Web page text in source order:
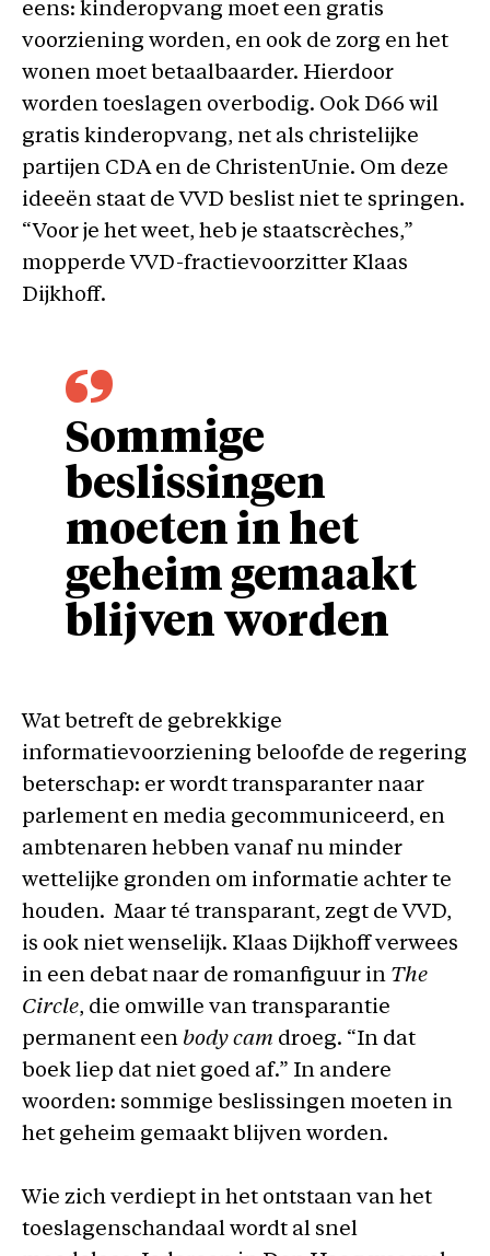
eens: kinderopvang moet een gratis
voorziening worden, en ook de zorg en het
wonen moet betaalbaarder. Hierdoor
worden toeslagen overbodig. Ook D66 wil
gratis kinderopvang, net als christelijke
partijen CDA en de ChristenUnie. Om deze
ideeën staat de VVD beslist niet te springen.
“Voor je het weet, heb je staatscrèches,”
mopperde VVD-fractievoorzitter Klaas
Dijkhoff.
Sommige
beslissingen
moeten in het
geheim gemaakt
blijven worden
Wat betreft de gebrekkige
informatievoorziening beloofde de regering
beterschap: er wordt transparanter naar
parlement en media gecommuniceerd, en
ambtenaren hebben vanaf nu minder
wettelijke gronden om informatie achter te
houden. Maar té transparant, zegt de VVD,
is ook niet wenselijk. Klaas Dijkhoff verwees
in een debat naar de romanfiguur in The
Circle, die omwille van transparantie
permanent een body cam droeg. “In dat
boek liep dat niet goed af.” In andere
woorden: sommige beslissingen moeten in
het geheim gemaakt blijven worden.
Wie zich verdiept in het ontstaan van het
toeslagenschandaal wordt al snel